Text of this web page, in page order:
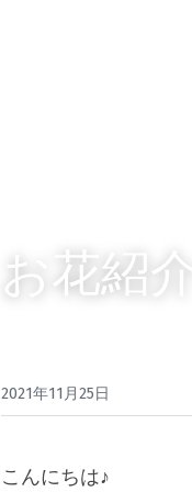
お花紹
2021年11月25日
こんにちは♪